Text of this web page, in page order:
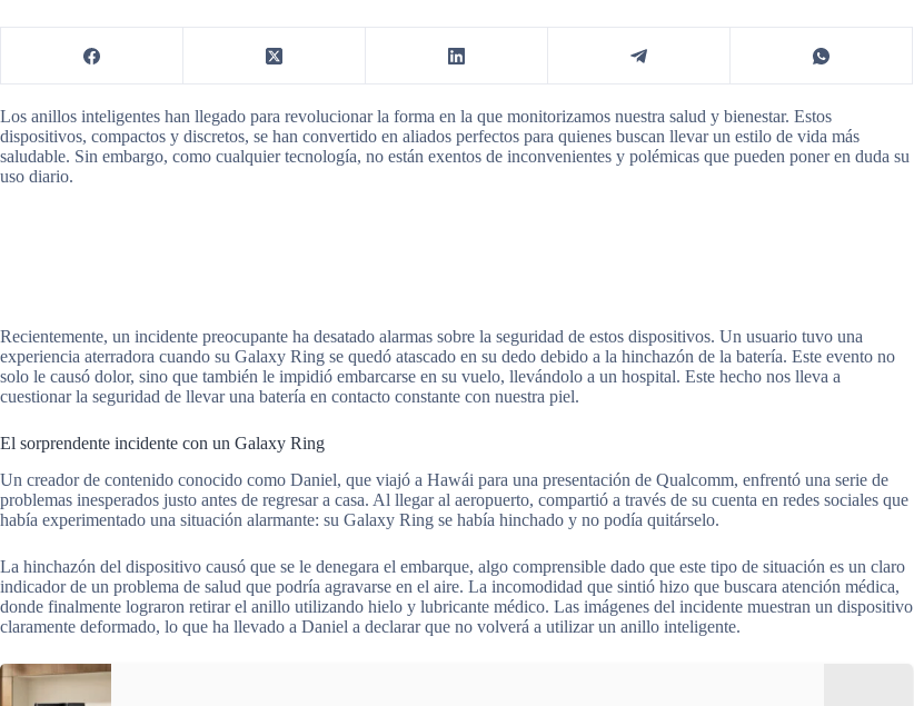
Los anillos inteligentes han llegado para revolucionar la forma en la que monitorizamos nuestra salud y bienestar. Estos
dispositivos, compactos y discretos, se han convertido en aliados perfectos para quienes buscan llevar un estilo de vida más
saludable. Sin embargo, como cualquier tecnología, no están exentos de inconvenientes y polémicas que pueden poner en duda su
uso diario.
Recientemente, un incidente preocupante ha desatado alarmas sobre la seguridad de estos dispositivos. Un usuario tuvo una
experiencia aterradora cuando su Galaxy Ring se quedó atascado en su dedo debido a la hinchazón de la batería. Este evento no
solo le causó dolor, sino que también le impidió embarcarse en su vuelo, llevándolo a un hospital. Este hecho nos lleva a
cuestionar la seguridad de llevar una batería en contacto constante con nuestra piel.
El sorprendente incidente con un Galaxy Ring
Un creador de contenido conocido como Daniel, que viajó a Hawái para una presentación de Qualcomm, enfrentó una serie de
problemas inesperados justo antes de regresar a casa. Al llegar al aeropuerto, compartió a través de su cuenta en redes sociales que
había experimentado una situación alarmante: su Galaxy Ring se había hinchado y no podía quitárselo.
La hinchazón del dispositivo causó que se le denegara el embarque, algo comprensible dado que este tipo de situación es un claro
indicador de un problema de salud que podría agravarse en el aire. La incomodidad que sintió hizo que buscara atención médica,
donde finalmente lograron retirar el anillo utilizando hielo y lubricante médico. Las imágenes del incidente muestran un dispositivo
claramente deformado, lo que ha llevado a Daniel a declarar que no volverá a utilizar un anillo inteligente.